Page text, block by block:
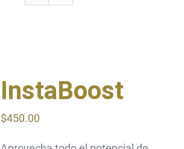
InstaBoost
$450.00